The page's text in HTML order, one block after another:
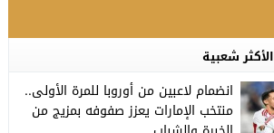
الأكثر شعبية
انضمام لاعبين من أوروبا للمرة الأولى..
منتخب الإمارات يعزز صفوفه بمزيج من